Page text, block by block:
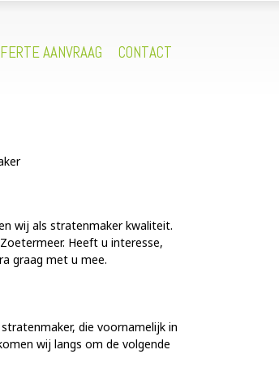
AANVRAAG CONTACT
wij als stratenmaker kwaliteit.
Heeft u interesse,
graag met u mee.
die voornamelijk in
wij langs om de volgende